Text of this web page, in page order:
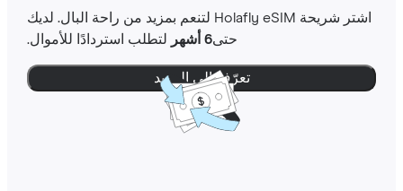
اشتر شريحة Holafly eSIM لتنعم بمزيد من راحة البال. لديك
لتطلب استردادًا للأموال.
تعرّف إلى المزيد